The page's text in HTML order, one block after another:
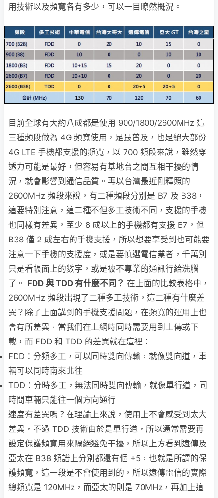
用技術以及頻寬各有多少，可以一目瞭然概況。
目前全球有大約八成都是使用 900/1800/2600MHz 這
三種頻段做為 4G 頻寬使用，是最普及，也是絕大部份
4G LTE 手機都支援的頻寬，以 700 頻段來說，雖然穿
透力可能是最好，但容易有基地台之間互相干擾的情
況，就會影響到通信品質。再以台灣最近剛釋照的
2600MHz 頻段來說，有二種頻段分別是 B7 及 B38，
這要特別注意，這二種不但多工技術不同，支援的手機
也同樣有差異，至少 8 成以上的手機都有支援 B7，但
B38 僅 2 成左右的手機支援，所以想要享受到也可能要
注意一下手機的支援度，或是要慎選電信業者，千萬別
只是看帳面上的數字，或是被不專業的通訊行給洗腦
了。 FDD 與 TDD 有什麼不同？ 在上面的比較表格中，
2600MHz 頻段出現了二種多工技術，這二種有什麼差
異？除了上面講到的手機支援問題，在頻寬的運用上也
會有所差異，當我們在上網時同時需要用到上傳或下
載，而 FDD 和 TDD 的差異就在這裡：
FDD：分頻多工，可以同時雙向傳輸，就像雙向道，車
輛可以同時南來北往
TDD：分時多工，無法同時雙向傳輸，就像單行道，同
時間車輛只能往一個方向通行
速度有差異嗎？在理論上來說，使用上不會感受到太大
差異，不過 TDD 技術由於是單行道，所以通常需要再
設定保護頻寬用來隔絕避免干擾，所以上方看到遠傳及
亞太在 B38 頻譜上分別都還有個 +5，也就是所謂的保
護頻寬，這一段是不會使用到的，所以遠傳電信的實際
總頻寬是 120MHz，而亞太的則是 70MHz，再加上這